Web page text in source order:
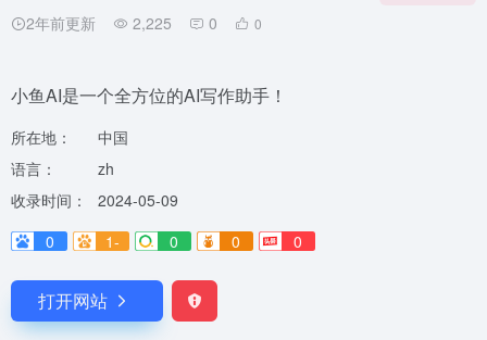
2年前更新 2,225 0 0
小鱼AI是一个全方位的AI写作助手！
所在地：
中国
语言：
zh
收录时间：
2024-05-09
0
1- 0 0 0
打开网站